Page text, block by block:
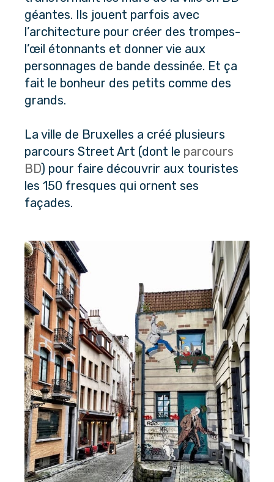
géantes. Ils jouent parfois avec
l’architecture pour créer des trompes-
l’œil étonnants et donner vie aux
personnages de bande dessinée. Et ça
fait le bonheur des petits comme des
grands.
La ville de Bruxelles a créé plusieurs
parcours Street Art (dont le parcours
BD) pour faire découvrir aux touristes
les 150 fresques qui ornent ses
façades.